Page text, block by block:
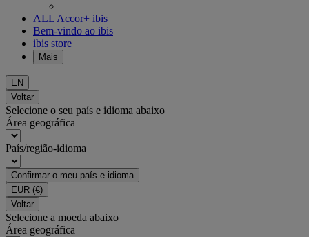
ALL Accor+ ibis
Bem-vindo ao ibis
ibis store
Mais
EN
Voltar
Selecione o seu país e idioma abaixo
Área geográfica
País/região-idioma
Confirmar o meu país e idioma
EUR (€)
Voltar
Selecione a moeda abaixo
Área geográfica